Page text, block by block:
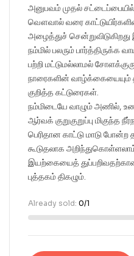
அனுபவம் முதல்
வௌவால் வரை
அழைத்துச்
நம்மில் பலரும் பார்த்திருக்க
பற்றி மட்டுமல்லாமல்
நாரைகளின் வாழ்க்கையையும்
குறித்த கட்டுரைகள்.
நம்மிடையே வாழும் அணில்,
ஆர்வக் குறுகுறுப்பு மிகுந்த
பெரிதான காட்டு மாடு போன்ற
கூடுதலாக
இயற்கையைத்
புத்தகம் திகழும்.
Already sold: 0/1